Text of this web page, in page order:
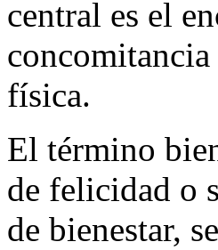
sobre los
central es el
física.
El término
de felicidad o